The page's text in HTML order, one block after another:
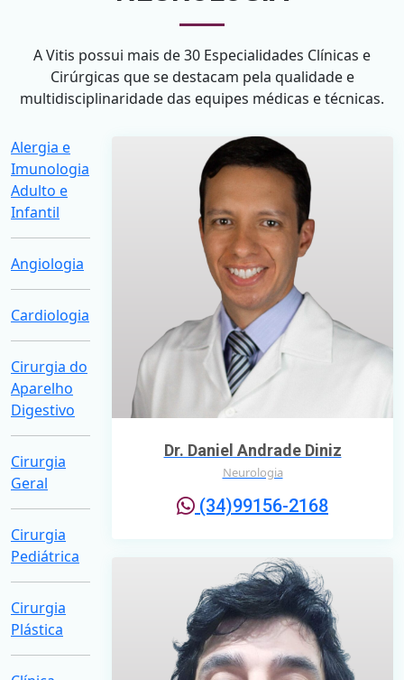
A Vitis possui mais de 30 Especialidades Clínicas e
Cirúrgicas que se destacam pela qualidade e
multidisciplinaridade das equipes médicas e técnicas.
Alergia e
Imunologia
Adulto e
Infantil
Angiologia
Cardiologia
Cirurgia do
Aparelho
Digestivo
Cirurgia
Geral
Cirurgia
Pediátrica
Cirurgia
Plástica
Dr. Daniel Andrade Diniz
Neurologia
(34)99156-2168